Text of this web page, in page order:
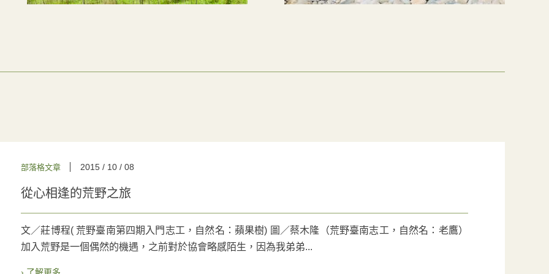
部落格文章 2015 / 10 / 08
從心相逢的荒野之旅
文／莊博程( 荒野臺南第四期入門志工，自然名：蘋果樹) 圖／蔡木隆（荒野臺南志工，自然名：老鷹）
加入荒野是一個偶然的機遇，之前對於協會略感陌生，因為我弟弟...